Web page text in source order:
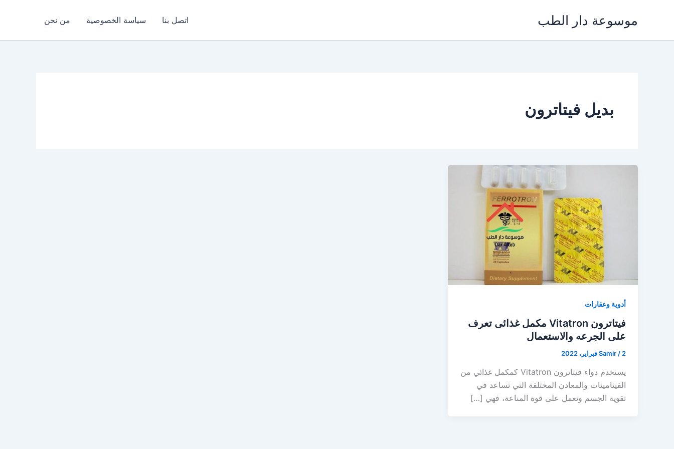
موسوعة دار الطب اتصل بنا سياسة الخصوصية من نحن
بديل فيتاترون
أدوية وعقارات
فيتاترون Vitatron مكمل غذائى تعرف
على الجرعه والاستعمال
Samir / 2 فبراير، 2022
يستخدم دواء فيتاترون Vitatron كمكمل غذائي من
الفيتامينات والمعادن المختلفة التي تساعد في
تقوية الجسم وتعمل على قوة المناعة، فهي […]